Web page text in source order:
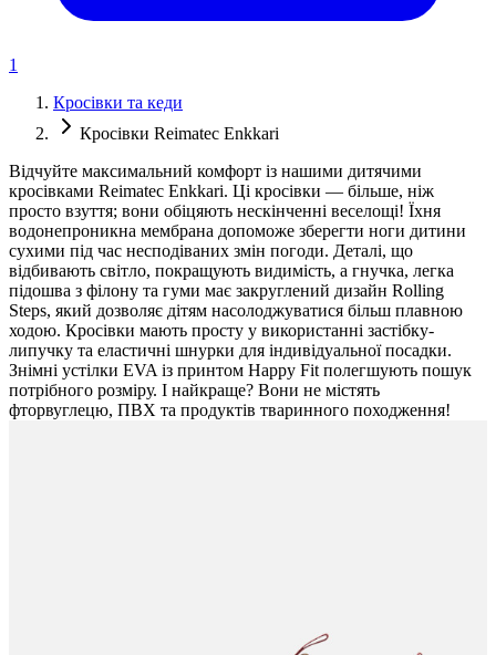
1
Кросівки та кеди
Кросівки Reimatec Enkkari
Відчуйте максимальний комфорт із нашими дитячими
кросівками Reimatec Enkkari. Ці кросівки — більше, ніж
просто взуття; вони обіцяють нескінченні веселощі! Їхня
водонепроникна мембрана допоможе зберегти ноги дитини
сухими під час несподіваних змін погоди. Деталі, що
відбивають світло, покращують видимість, а гнучка, легка
підошва з філону та гуми має закруглений дизайн Rolling
Steps, який дозволяє дітям насолоджуватися більш плавною
ходою. Кросівки мають просту у використанні застібку-
липучку та еластичні шнурки для індивідуальної посадки.
Знімні устілки EVA із принтом Happy Fit полегшують пошук
потрібного розміру. І найкраще? Вони не містять
фторвуглецю, ПВХ та продуктів тваринного походження!